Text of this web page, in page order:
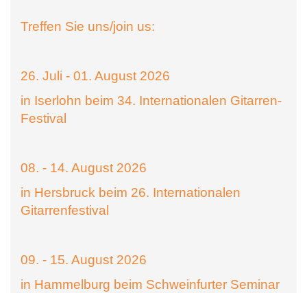
Treffen Sie uns/join us:
26. Juli - 01. August 2026
in Iserlohn beim 34. Internationalen Gitarren-
Festival
08. - 14. August 2026
in Hersbruck beim 26. Internationalen
Gitarrenfestival
09. - 15. August 2026
in Hammelburg beim Schweinfurter Seminar